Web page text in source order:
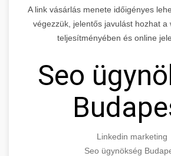
A link vásárlás menete időigényes
végezzük, jelentős javulást hozhat a
teljesítményében és online
Seo
Linkedin marketing
Seo ügynökség